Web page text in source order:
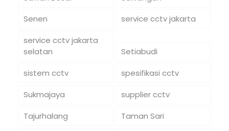
Senen
service cctv jakarta
service cctv jakarta
selatan
Setiabudi
sistem cctv
spesifikasi cctv
Sukmajaya
supplier cctv
Tajurhalang
Taman Sari